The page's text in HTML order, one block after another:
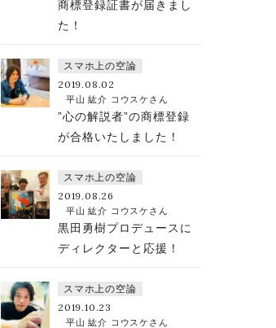
商標登録証書が届きまし
た！
スマホ上の空論
2019.08.02
平山 紘介 コウスケさん
”心の解説者”の商標登録
が合格いたしました！
スマホ上の空論
2019.08.26
平山 紘介 コウスケさん
黒田勇樹プロデュースに
ディレクターと応援！
スマホ上の空論
2019.10.23
平山 紘介 コウスケさん